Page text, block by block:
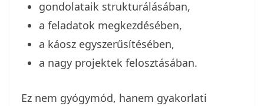
gondolataik strukturálásában,
a feladatok megkezdésében,
a káosz egyszerűsítésében,
a nagy projektek felosztásában.
Ez nem gyógymód, hanem gyakorlati